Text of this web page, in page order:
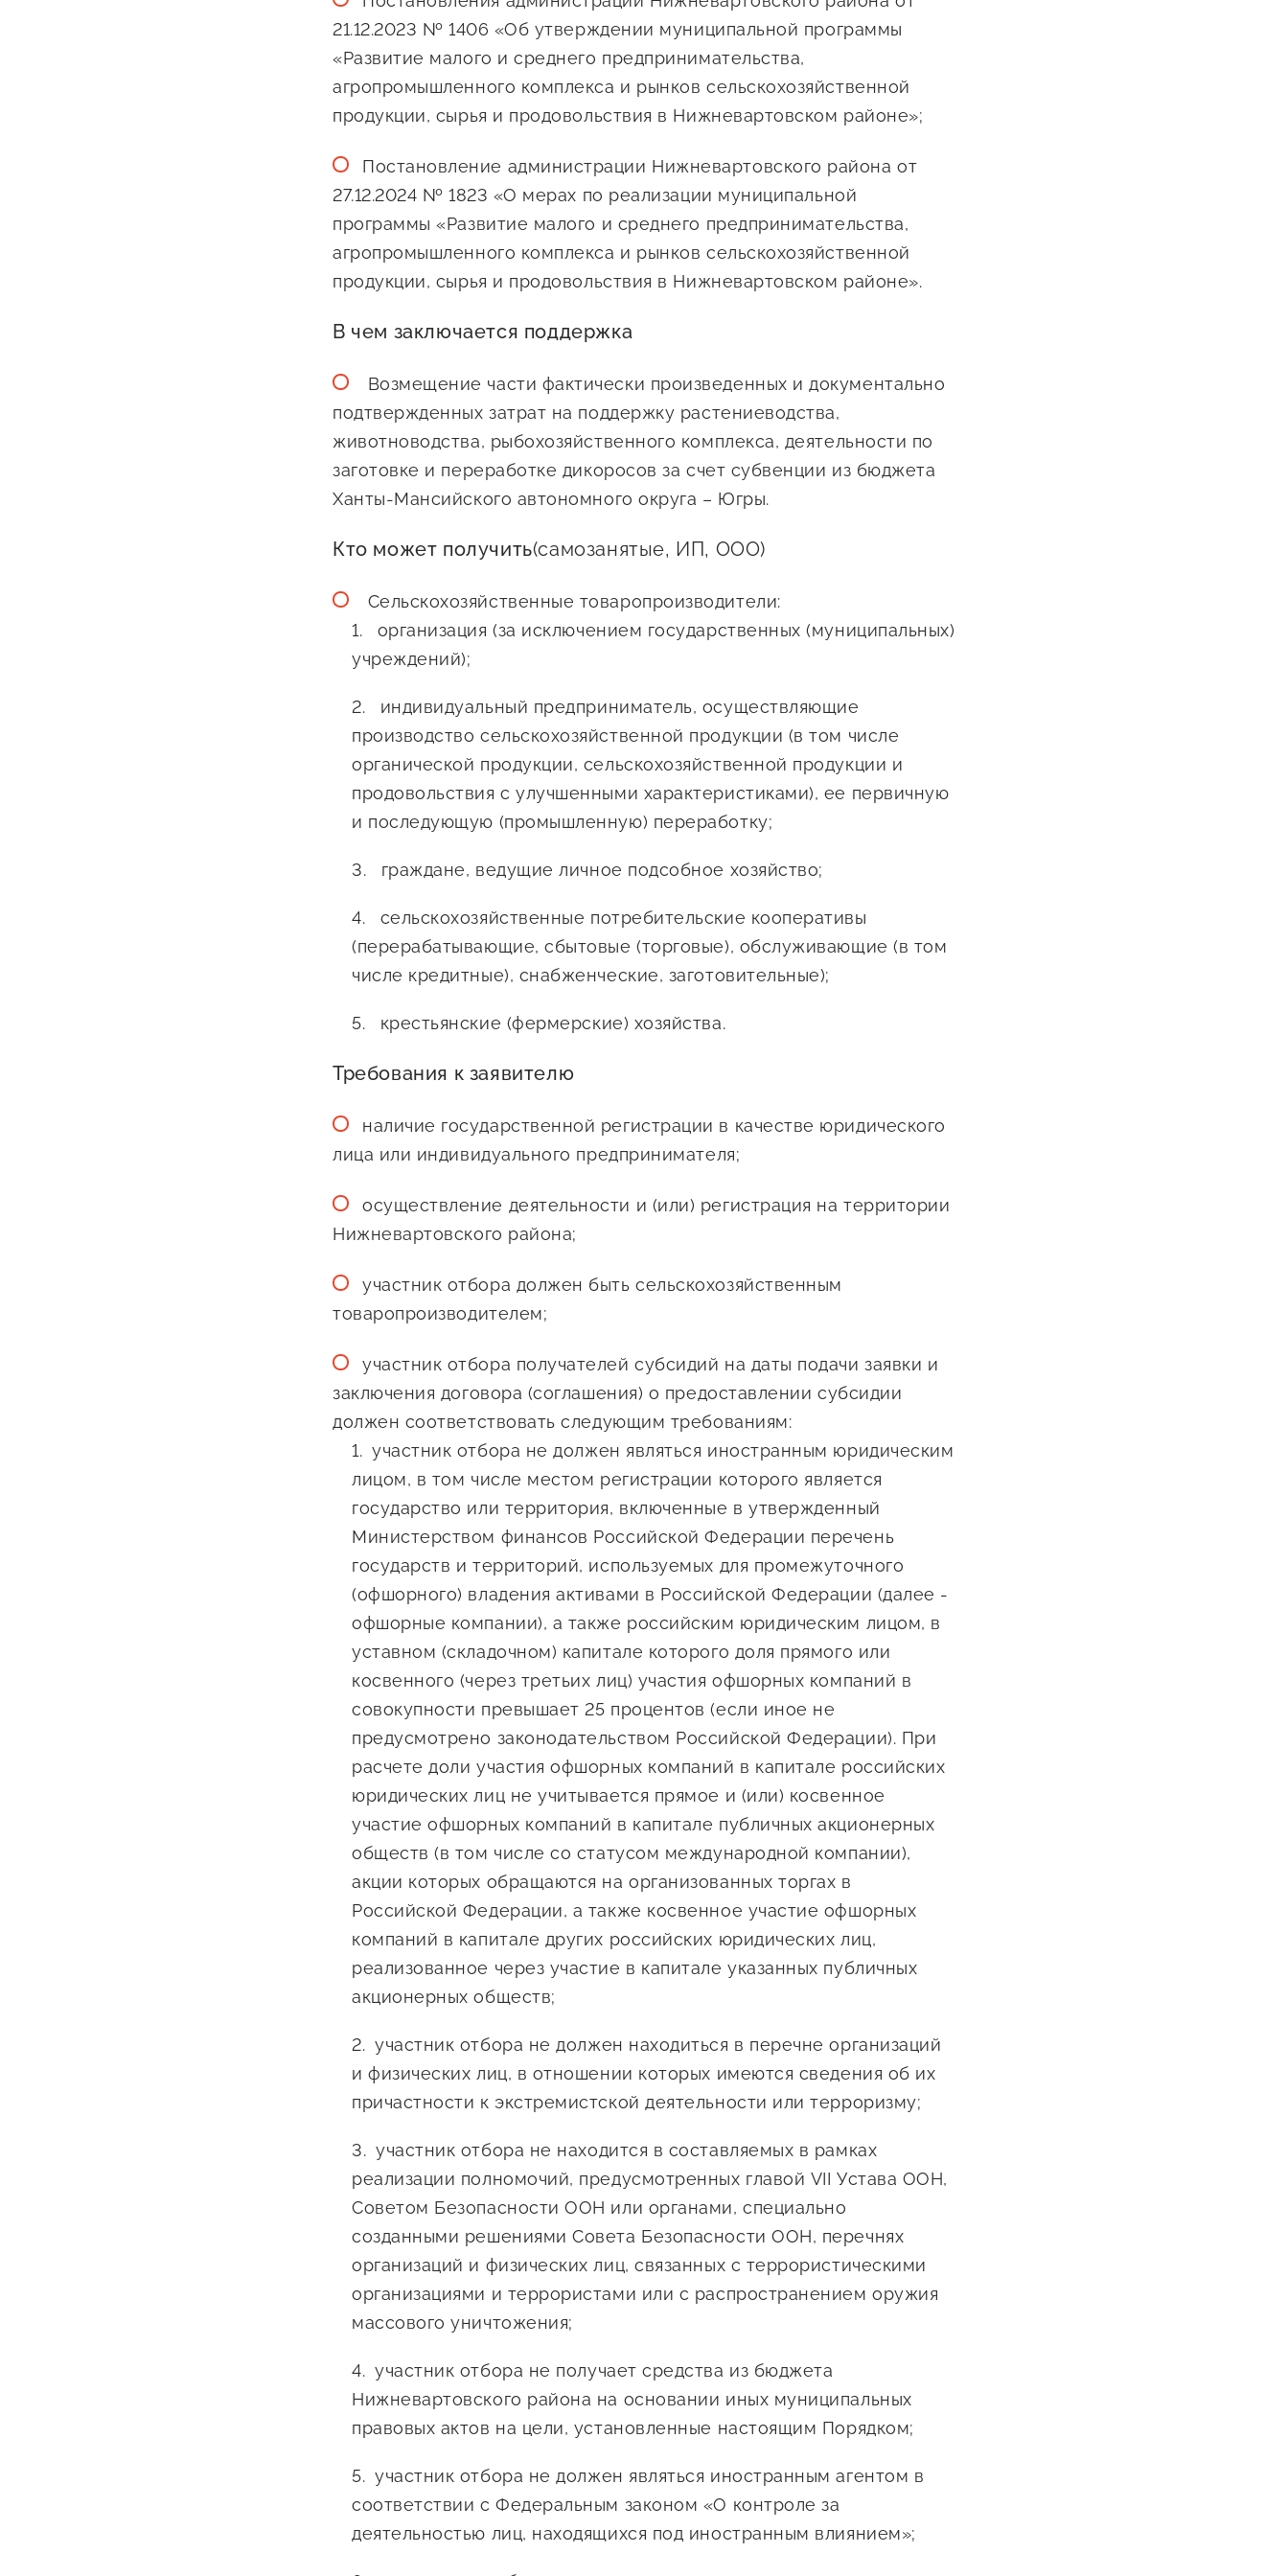
Поддержка центра
Онлайн-витрина
Экскурсии на
производства
документы
21.12.2023 № 1406 «Об утверждении муниципальной программы
«Развитие малого и среднего предпринимательства,
агропромышленного комплекса и рынков сельскохозяйственной
продукции, сырья и продовольствия в Нижневартовском районе»;
Постановление администрации Нижневартовского района от
27.12.2024 № 1823 «О мерах по реализации муниципальной
программы «Развитие малого и среднего предпринимательства,
агропромышленного комплекса и рынков сельскохозяйственной
продукции, сырья и продовольствия в Нижневартовском районе».
В чем заключается поддержка
Возмещение части фактически произведенных и документально
подтвержденных затрат на поддержку растениеводства,
животноводства, рыбохозяйственного комплекса, деятельности по
заготовке и переработке дикоросов за счет субвенции из бюджета
Ханты-Мансийского автономного округа – Югры.
Кто может получить(самозанятые, ИП, ООО)
Сельскохозяйственные товаропроизводители:
организация (за исключением государственных (муниципальных)
учреждений);
индивидуальный предприниматель, осуществляющие
производство сельскохозяйственной продукции (в том числе
органической продукции, сельскохозяйственной продукции и
продовольствия с улучшенными характеристиками), ее первичную
и последующую (промышленную) переработку;
граждане, ведущие личное подсобное хозяйство;
сельскохозяйственные потребительские кооперативы
(перерабатывающие, сбытовые (торговые), обслуживающие (в том
числе кредитные), снабженческие, заготовительные);
крестьянские (фермерские) хозяйства.
Требования к заявителю
наличие государственной регистрации в качестве юридического
лица или индивидуального предпринимателя;
осуществление деятельности и (или) регистрация на территории
Нижневартовского района;
участник отбора должен быть сельскохозяйственным
товаропроизводителем;
участник отбора получателей субсидий на даты подачи заявки и
заключения договора (соглашения) о предоставлении субсидии
должен соответствовать следующим требованиям:
участник отбора не должен являться иностранным юридическим
лицом, в том числе местом регистрации которого является
государство или территория, включенные в утвержденный
Министерством финансов Российской Федерации перечень
государств и территорий, используемых для промежуточного
(офшорного) владения активами в Российской Федерации (далее -
офшорные компании), а также российским юридическим лицом, в
уставном (складочном) капитале которого доля прямого или
косвенного (через третьих лиц) участия офшорных компаний в
совокупности превышает 25 процентов (если иное не
предусмотрено законодательством Российской Федерации). При
расчете доли участия офшорных компаний в капитале российских
юридических лиц не учитывается прямое и (или) косвенное
участие офшорных компаний в капитале публичных акционерных
обществ (в том числе со статусом международной компании),
акции которых обращаются на организованных торгах в
Российской Федерации, а также косвенное участие офшорных
компаний в капитале других российских юридических лиц,
реализованное через участие в капитале указанных публичных
акционерных обществ;
участник отбора не должен находиться в перечне организаций
и физических лиц, в отношении которых имеются сведения об их
причастности к экстремистской деятельности или терроризму;
участник отбора не находится в составляемых в рамках
реализации полномочий, предусмотренных главой VII Устава ООН,
Советом Безопасности ООН или органами, специально
созданными решениями Совета Безопасности ООН, перечнях
организаций и физических лиц, связанных с террористическими
организациями и террористами или с распространением оружия
массового уничтожения;
участник отбора не получает средства из бюджета
Нижневартовского района на основании иных муниципальных
правовых актов на цели, установленные настоящим Порядком;
участник отбора не должен являться иностранным агентом в
соответствии с Федеральным законом «О контроле за
деятельностью лиц, находящихся под иностранным влиянием»;